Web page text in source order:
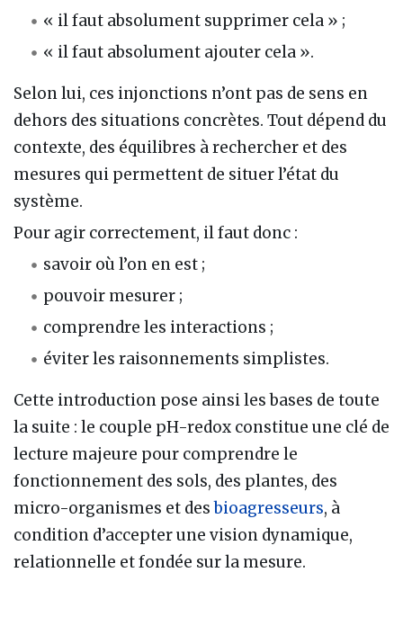
« il faut absolument supprimer cela » ;
« il faut absolument ajouter cela ».
Selon lui, ces injonctions n’ont pas de sens en
dehors des situations concrètes. Tout dépend du
contexte, des équilibres à rechercher et des
mesures qui permettent de situer l’état du
système.
Pour agir correctement, il faut donc :
savoir où l’on en est ;
pouvoir mesurer ;
comprendre les interactions ;
éviter les raisonnements simplistes.
Cette introduction pose ainsi les bases de toute
la suite : le couple pH-redox constitue une clé de
lecture majeure pour comprendre le
fonctionnement des sols, des plantes, des
micro-organismes et desbioagresseurs, à
condition d’accepter une vision dynamique,
relationnelle et fondée sur la mesure.